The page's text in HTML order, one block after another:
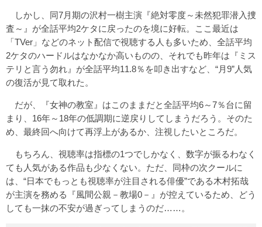
しかし、同7月期の沢村一樹主演『絶対零度～未然犯罪潜入捜
査～』が全話平均2ケタに戻ったのを境に好転。ここ最近は
「TVer」などのネット配信で視聴する人も多いため、全話平均
2ケタのハードルはなかなか高いものの、それでも昨年は『ミス
テリと言う勿れ』が全話平均11.8％を叩き出すなど、“月9”人気
の復活が見て取れた。
だが、『女神の教室』はこのままだと全話平均6～7％台に留
まり、16年～18年の低調期に逆戻りしてしまうだろう。そのた
め、最終回へ向けて再浮上があるか、注視したいところだ。
もちろん、視聴率は指標の1つでしかなく、数字が振るわなく
ても人気がある作品も少なくない。ただ、同枠の次クールに
は、“日本でもっとも視聴率が注目される俳優”である木村拓哉
が主演を務める『風間公親－教場0－』が控えているため、どう
しても一抹の不安が過ぎってしまうのだ……。